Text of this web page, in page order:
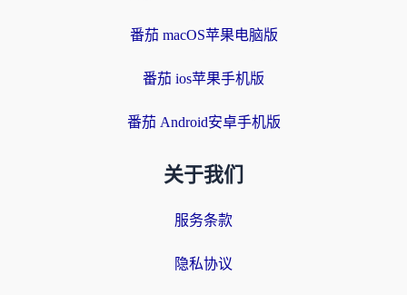
番茄 macOS苹果电脑版
番茄 ios苹果手机版
番茄 Android安卓手机版
关于我们
服务条款
隐私协议